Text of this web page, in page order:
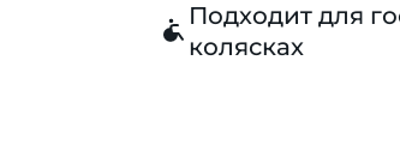
Подходит для
колясках